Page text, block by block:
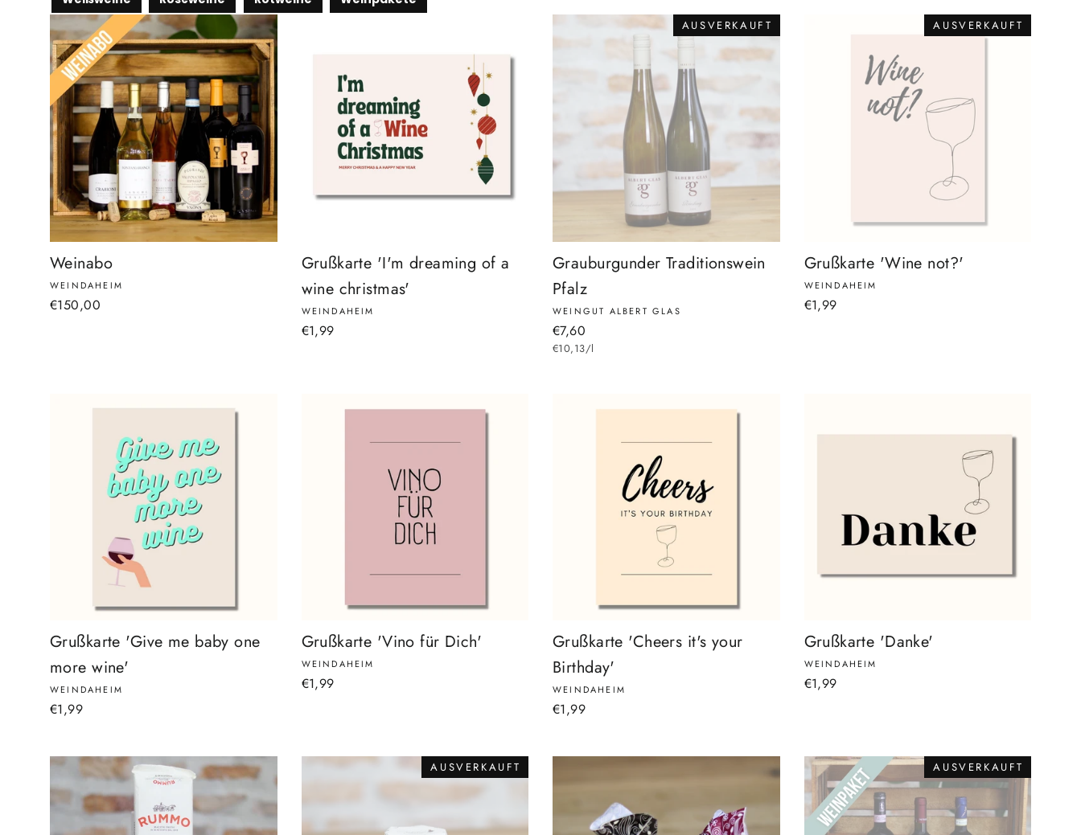
Weinabo
WEINDAHEIM
€150,00
Grußkarte 'I'm dreaming of a
wine christmas'
WEINDAHEIM
€1,99
AUSVERKAUFT
Grauburgunder Traditionswein
Pfalz
WEINGUT ALBERT GLAS
€7,60
€10,13/l
AUSVERKAUFT
Grußkarte 'Wine not?'
WEINDAHEIM
€1,99
Grußkarte 'Give me baby one
more wine'
WEINDAHEIM
€1,99
Grußkarte 'Vino für Dich'
WEINDAHEIM
€1,99
Grußkarte 'Cheers it's your
Birthday'
WEINDAHEIM
€1,99
Grußkarte 'Danke'
WEINDAHEIM
€1,99
AUSVERKAUFT AUSVERKAUFT